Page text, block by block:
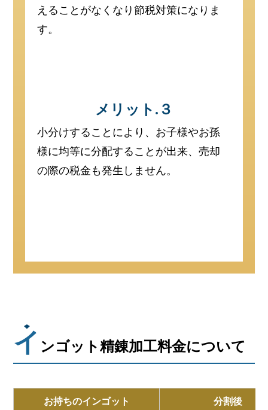
えることがなくなり節税対策になりま
す。
メリット.３
小分けすることにより、お子様やお孫
様に均等に分配することが出来、売却
の際の税金も発生しません。
イ ンゴット精錬加工料金について
お持ちのインゴット 分割後